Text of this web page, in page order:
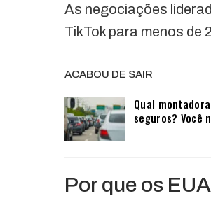
As negociações
TikTok para menos de
ACABOU DE SAIR
Qual
seguros? Você
Por que os